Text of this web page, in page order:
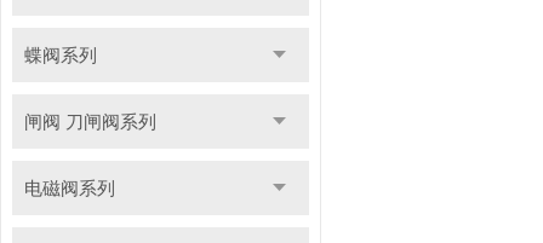
蝶阀系列
闸阀 刀闸阀系列
电磁阀系列